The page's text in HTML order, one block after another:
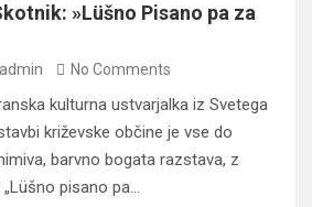
»Lüšno Pisano pa za
admin No Comments
kulturna ustvarjalka iz Svetega
križevske občine je vse do
barvno bogata razstava, z
pisano pa…